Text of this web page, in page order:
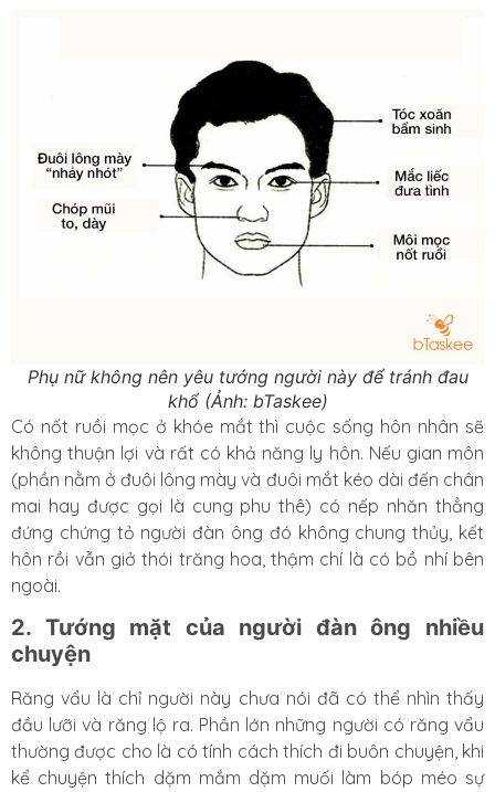
Phụ nữ không nên yêu tướng người này để tránh đau
khổ (Ảnh: bTaskee)
Có nốt ruồi mọc ở khóe mắt thì cuộc sống hôn nhân sẽ
không thuận lợi và rất có khả năng ly hôn. Nếu gian môn
(phần nằm ở đuôi lông mày và đuôi mắt kéo dài đến chân
mai hay được gọi là cung phu thê) có nếp nhăn thẳng
đứng chứng tỏ người đàn ông đó không chung thủy, kết
hôn rồi vẫn giở thói trăng hoa, thậm chí là có bồ nhí bên
ngoài.
2. Tướng mặt của người đàn ông nhiều
chuyện
Răng vẩu là chỉ người này chưa nói đã có thể nhìn thấy
đầu lưỡi và răng lộ ra. Phần lớn những người có răng vẩu
thường được cho là có tính cách thích đi buôn chuyện, khi
kể chuyện thích dặm mắm dặm muối làm bóp méo sự